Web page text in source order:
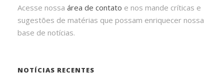
Acesse nossa área de contato e nos mande críticas e
sugestões de matérias que possam enriquecer nossa
base de notícias.
NOTÍCIAS RECENTES